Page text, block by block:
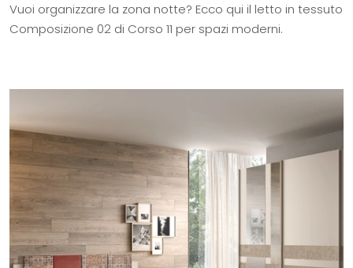
Vuoi organizzare la zona notte? Ecco qui il letto in tessuto
Composizione 02 di Corso 11 per spazi moderni.